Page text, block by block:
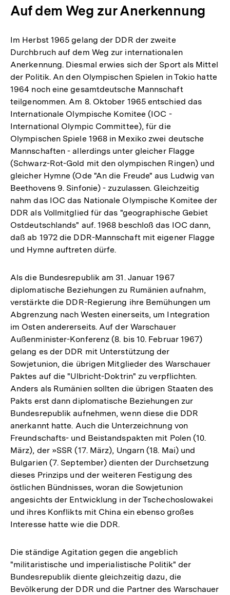
Auf dem Weg zur Anerkennung
Im Herbst 1965 gelang der DDR der zweite
Durchbruch auf dem Weg zur internationalen
Anerkennung. Diesmal erwies sich der Sport als Mittel
der Politik. An den Olympischen Spielen in Tokio hatte
1964 noch eine gesamtdeutsche Mannschaft
teilgenommen. Am 8. Oktober 1965 entschied das
Internationale Olympische Komitee (IOC -
International Olympic Committee), für die
Olympischen Spiele 1968 in Mexiko zwei deutsche
Mannschaften - allerdings unter gleicher Flagge
(Schwarz-Rot-Gold mit den olympischen Ringen) und
gleicher Hymne (Ode "An die Freude" aus Ludwig van
Beethovens 9. Sinfonie) - zuzulassen. Gleichzeitig
nahm das IOC das Nationale Olympische Komitee der
DDR als Vollmitglied für das "geographische Gebiet
Ostdeutschlands" auf. 1968 beschloß das IOC dann,
daß ab 1972 die DDR-Mannschaft mit eigener Flagge
und Hymne auftreten dürfe.
Als die Bundesrepublik am 31. Januar 1967
diplomatische Beziehungen zu Rumänien aufnahm,
verstärkte die DDR-Regierung ihre Bemühungen um
Abgrenzung nach Westen einerseits, um Integration
im Osten andererseits. Auf der Warschauer
Außenminister-Konferenz (8. bis 10. Februar 1967)
gelang es der DDR mit Unterstützung der
Sowjetunion, die übrigen Mitglieder des Warschauer
Paktes auf die "Ulbricht-Doktrin" zu verpflichten.
Anders als Rumänien sollten die übrigen Staaten des
Pakts erst dann diplomatische Beziehungen zur
Bundesrepublik aufnehmen, wenn diese die DDR
anerkannt hatte. Auch die Unterzeichnung von
Freundschafts- und Beistandspakten mit Polen (10.
März), der »SSR (17. März), Ungarn (18. Mai) und
Bulgarien (7. September) dienten der Durchsetzung
dieses Prinzips und der weiteren Festigung des
östlichen Bündnisses, woran die Sowjetunion
angesichts der Entwicklung in der Tschechoslowakei
und ihres Konflikts mit China ein ebenso großes
Interesse hatte wie die DDR.
Die ständige Agitation gegen die angeblich
"militaristische und imperialistische Politik" der
Bundesrepublik diente gleichzeitig dazu, die
Bevölkerung der DDR und die Partner des Warschauer